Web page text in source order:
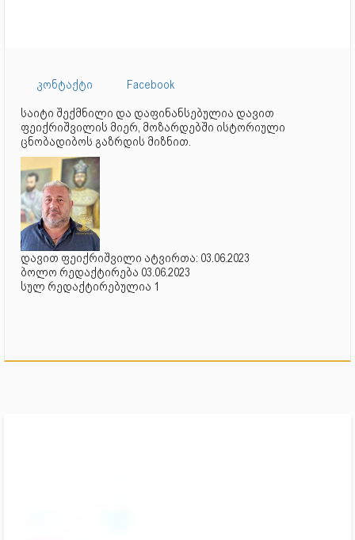
კონტაქტი
Facebook
საიტი შექმნილი და დაფინანსებულია დავით
ფეიქრიშვილის მიერ, მოზარდებში ისტორიული
ცნობადიბოს გაზრდის მიზნით.
დავით ფეიქრიშვილი ატვირთა: 03.06.2023
ბოლო რედაქტირება 03.06.2023
სულ რედაქტირებულია 1